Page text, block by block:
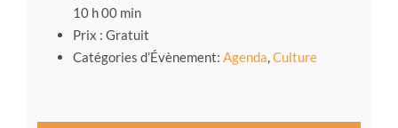
10 h 00 min
Prix : Gratuit
Catégories d’Évènement: Agenda,Culture